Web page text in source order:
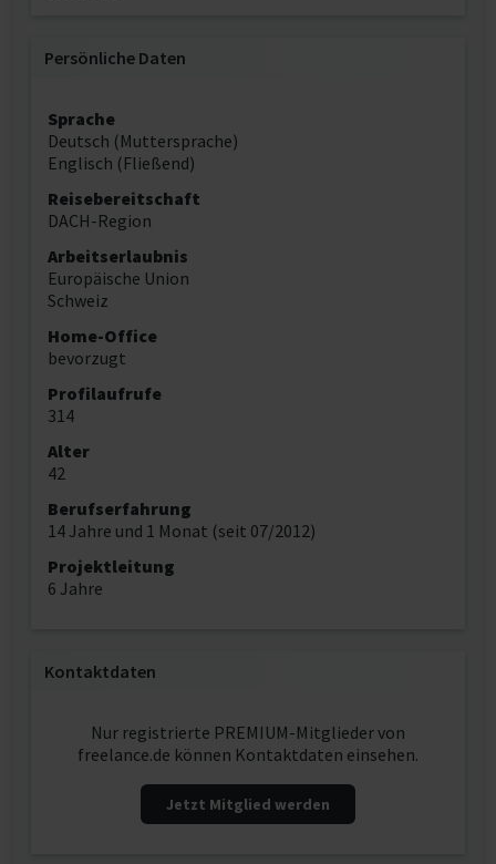
Persönliche Daten
Sprache
Deutsch (Muttersprache)
Englisch (Fließend)
Reisebereitschaft
DACH-Region
Arbeitserlaubnis
Europäische Union
Schweiz
Home-Office
bevorzugt
Profilaufrufe
314
Alter
42
Berufserfahrung
14 Jahre und 1 Monat (seit 07/2012)
Projektleitung
6 Jahre
Kontaktdaten
Nur registrierte PREMIUM-Mitglieder von
freelance.de können Kontaktdaten einsehen.
Jetzt Mitglied werden